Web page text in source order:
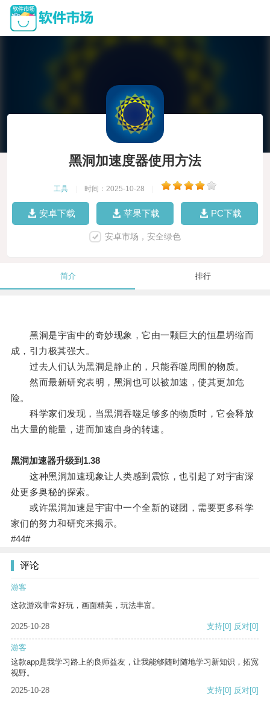
黑洞加速度器使用方法
工具 时间：2025-10-28
安卓下载 苹果下载 PC下载
安卓市场，安全绿色
简介 排行
黑洞是宇宙中的奇妙现象，它由一颗巨大的恒星坍缩而
成，引力极其强大。
过去人们认为黑洞是静止的，只能吞噬周围的物质。
然而最新研究表明，黑洞也可以被加速，使其更加危
险。
科学家们发现，当黑洞吞噬足够多的物质时，它会释放
出大量的能量，进而加速自身的转速。
黑洞加速器升级到1.38
这种黑洞加速现象让人类感到震惊，也引起了对宇宙深
处更多奥秘的探索。
或许黑洞加速是宇宙中一个全新的谜团，需要更多科学
家们的努力和研究来揭示。
#44#
评论
游客
这款游戏非常好玩，画面精美，玩法丰富。
2025-10-28 支持[0] 反对[0]
游客
这款app是我学习路上的良师益友，让我能够随时随地学习新知识，拓宽
视野。
2025-10-28
支持[0] 反对[0]